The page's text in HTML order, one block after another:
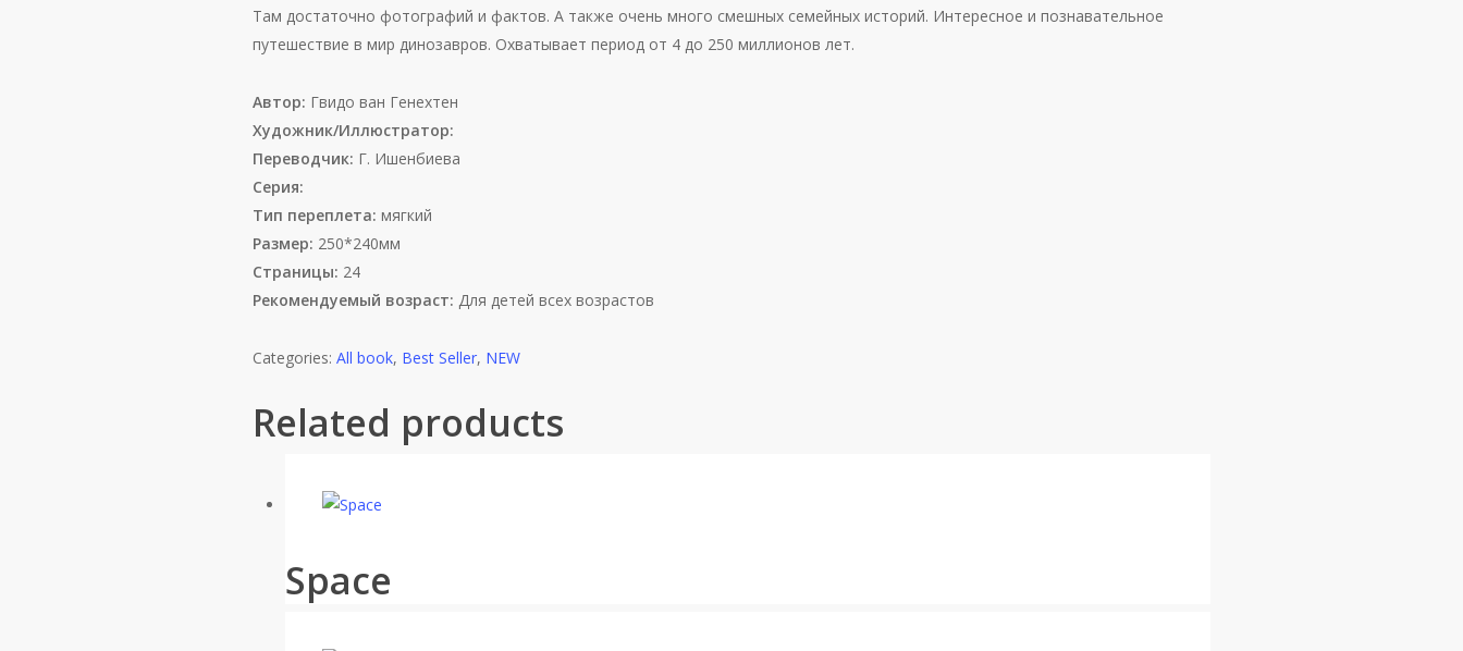
Там достаточно фотографий и фактов. А также очень много смешных семейных историй. Интересное и познавательное
путешествие в мир динозавров. Охватывает период от 4 до 250 миллионов лет.
Автор: Гвидо ван Генехтен
Художник/Иллюстратор:
Переводчик: Г. Ишенбиева
Серия:
Тип переплета: мягкий
Размер: 250*240мм
Страницы: 24
Рекомендуемый возраст: Для детей всех возрастов
Categories: All book, Best Seller, NEW
Related products
Space